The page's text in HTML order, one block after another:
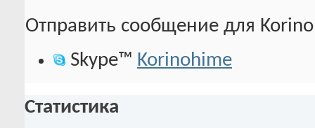
Отправить сообщение для
Skype™ Korinohime
Статистика